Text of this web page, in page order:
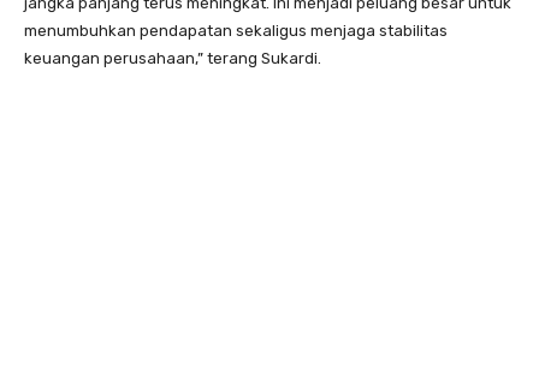
menumbuhkan pendapatan sekaligus menjaga stabilitas
keuangan perusahaan,” terang Sukardi.